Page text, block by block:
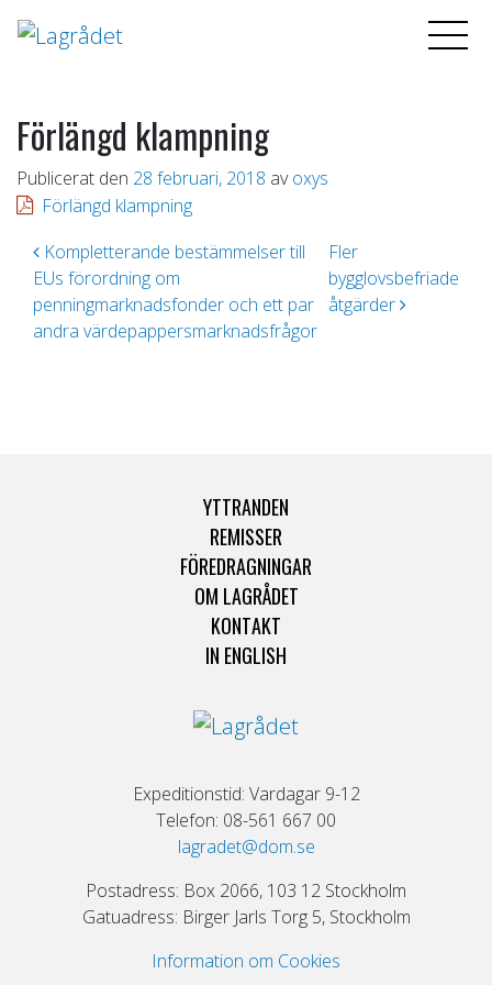
Förlängd klampning
Publicerat den 28 februari, 2018 av oxys
Förlängd klampning
Inläggsnavigering
Kompletterande bestämmelser till
EUs förordning om
penningmarknadsfonder och ett par
andra värdepappersmarknadsfrågor
Fler
bygglovsbefriade
åtgärder
YTTRANDEN
REMISSER
FÖREDRAGNINGAR
OM LAGRÅDET
KONTAKT
IN ENGLISH
Expeditionstid: Vardagar 9-12
Telefon: 08-561 667 00
lagradet@dom.se
Postadress: Box 2066, 103 12 Stockholm
Gatuadress: Birger Jarls Torg 5, Stockholm
Information om Cookies